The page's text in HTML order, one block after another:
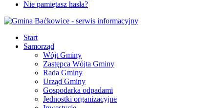
Nie pamiętasz hasła?
Start
Samorząd
Wójt Gminy
Zastępca Wójta Gminy
Rada Gminy
Urząd Gminy
Gospodarka odpadami
Jednostki organizacyjne